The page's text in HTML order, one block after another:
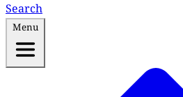
Search
Menu